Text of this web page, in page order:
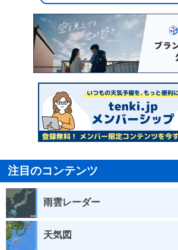
注目のコンテンツ
雨雲レーダー
天気図